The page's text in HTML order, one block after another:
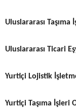
Uluslararası
Uluslararası Ticari
Yurtiçi Lojistik
Yurtiçi Taşıma İşleri